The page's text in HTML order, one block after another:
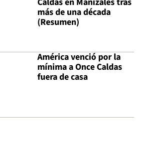
más de una década
(Resumen)
América venció por la
mínima a Once Caldas
fuera de casa